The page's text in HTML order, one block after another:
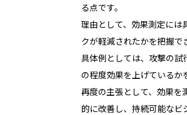
る点です。
理由として、効果測定に
クが軽減されたかを把握で
具体例としては、攻撃の
の程度効果を上げているか
再度の主張として、効果
的に改善し、持続可能なビ